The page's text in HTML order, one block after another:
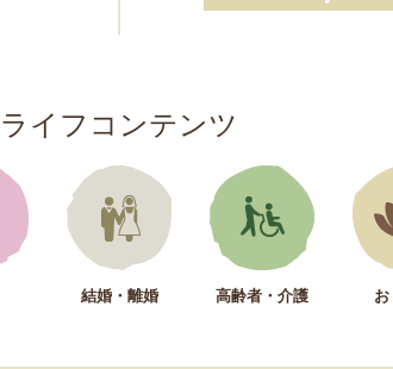
ライフコンテンツ
結婚・離婚 高齢者・介護